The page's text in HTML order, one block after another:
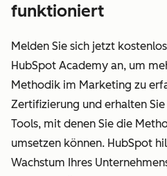
funktioniert
Melden Sie sich jetzt
HubSpot Academy an, um
Methodik im Marketing zu
Zertifizierung und erhalten
Tools, mit denen Sie die
umsetzen können. HubSpot
Wachstum Ihres